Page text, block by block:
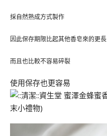
採自然熟成方式製作
因此保存期限比起其他香皂來的更長
而且也比較不容易碎裂
使用保存也更容易